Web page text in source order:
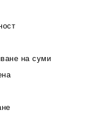
на суми